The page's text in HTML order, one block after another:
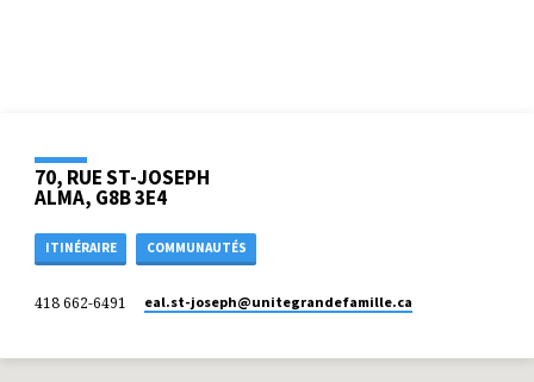
70, RUE ST-JOSEPH
ALMA, G8B 3E4
ITINÉRAIRE COMMUNAUTÉS
418 662-6491 eal.st-joseph​@unitegrandefamille.ca